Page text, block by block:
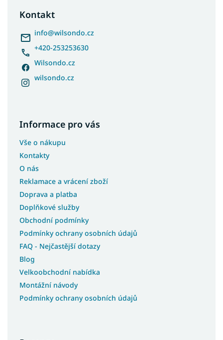
Kontakt
info@wilsondo.cz
+420-253253630
Wilsondo.cz
wilsondo.cz
Informace pro vás
Vše o nákupu
Kontakty
O nás
Reklamace a vrácení zboží
Doprava a platba
Doplňkové služby
Obchodní podmínky
Podmínky ochrany osobních údajů
FAQ - Nejčastější dotazy
Blog
Velkoobchodní nabídka
Montážní návody
Podmínky ochrany osobních údajů